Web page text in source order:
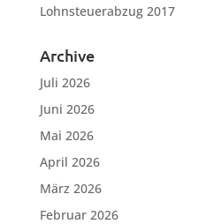
Lohnsteuerabzug 2017
Archive
Juli 2026
Juni 2026
Mai 2026
April 2026
März 2026
Februar 2026